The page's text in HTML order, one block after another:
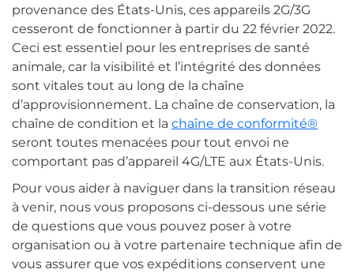
provenance des États-Unis, ces appareils 2G/3G
cesseront de fonctionner à partir du 22 février 2022.
Ceci est essentiel pour les entreprises de santé
animale, car la visibilité et l’intégrité des données
sont vitales tout au long de la chaîne
d’approvisionnement. La chaîne de conservation, la
chaîne de condition et la chaîne de conformité®
seront toutes menacées pour tout envoi ne
comportant pas d’appareil 4G/LTE aux États-Unis.
Pour vous aider à naviguer dans la transition réseau
à venir, nous vous proposons ci-dessous une série
de questions que vous pouvez poser à votre
organisation ou à votre partenaire technique afin de
vous assurer que vos expéditions conservent une